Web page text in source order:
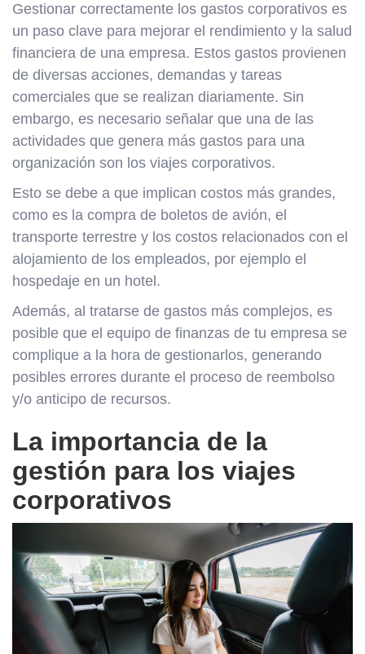
Gestionar correctamente los gastos corporativos es
un paso clave para mejorar el rendimiento y la salud
financiera de una empresa. Estos gastos provienen
de diversas acciones, demandas y tareas
comerciales que se realizan diariamente. Sin
embargo, es necesario señalar que una de las
actividades que genera más gastos para una
organización son los viajes corporativos.
Esto se debe a que implican costos más grandes,
como es la compra de boletos de avión, el
transporte terrestre y los costos relacionados con el
alojamiento de los empleados, por ejemplo el
hospedaje en un hotel.
Además, al tratarse de gastos más complejos, es
posible que el equipo de finanzas de tu empresa se
complique a la hora de gestionarlos, generando
posibles errores durante el proceso de reembolso
y/o anticipo de recursos.
La importancia de la
gestión para los viajes
corporativos